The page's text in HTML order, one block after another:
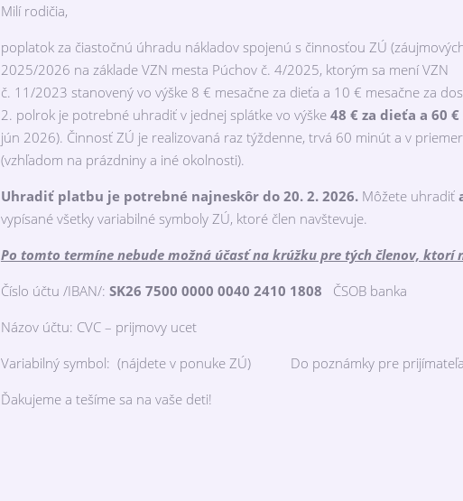
Milí rodičia,
poplatok za čiastočnú úhradu nákladov spojenú s činnosťou ZÚ
2025/2026 na základe VZN mesta Púchov č. 4/2025, ktorým sa mení VZN
č. 11/2023 stanovený vo výške 8 € mesačne za dieťa a 10 € mesačne za
2. polrok je potrebné uhradiť v jednej splátke vo výške 48 € za dieťa a 60
jún 2026). Činnosť ZÚ je realizovaná raz týždenne, trvá 60 minút a v
(vzhľadom na prázdniny a iné okolnosti).
Uhradiť platbu je potrebné najneskôr do 20. 2. 2026. Môžete uhradiť
vypísané všetky variabilné symboly ZÚ, ktoré člen navštevuje.
Po tomto termíne nebude možná účasť na krúžku pre tých členov,
Číslo účtu /IBAN/: SK26 7500 0000 0040 2410 1808 ČSOB banka
Názov účtu: CVC – prijmovy ucet
Variabilný symbol: (nájdete v ponuke ZÚ) Do poznámky pre prijímateľa
Ďakujeme a tešíme sa na vaše deti!